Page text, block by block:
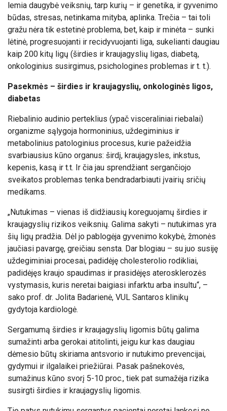
lemia daugybė veiksnių, tarp kurių – ir genetika, ir gyvenimo
būdas, stresas, netinkama mityba, aplinka. Trečia – tai toli
gražu nėra tik estetinė problema, bet, kaip ir minėta – sunki
lėtinė, progresuojanti ir recidyvuojanti liga, sukelianti daugiau
kaip 200 kitų ligų (širdies ir kraujagyslių ligas, diabetą,
onkologinius susirgimus, psichologines problemas ir t. t.).
Pasekmės – širdies ir kraujagyslių, onkologinės ligos,
diabetas
Riebalinio audinio perteklius (ypač visceraliniai riebalai)
organizme sąlygoja hormoninius, uždegiminius ir
metabolinius patologinius procesus, kurie pažeidžia
svarbiausius kūno organus: širdį, kraujagysles, inkstus,
kepenis, kasą ir t.t. Ir čia jau sprendžiant sergančiojo
sveikatos problemas tenka bendradarbiauti įvairių sričių
medikams.
„Nutukimas – vienas iš didžiausių koreguojamų širdies ir
kraujagyslių rizikos veiksnių. Galima sakyti – nutukimas yra
šių ligų pradžia. Dėl jo pablogėja gyvenimo kokybė, žmonės
jaučiasi pavargę, greičiau sensta. Dar blogiau – su juo susiję
uždegiminiai procesai, padidėję cholesterolio rodikliai,
padidėjęs kraujo spaudimas ir prasidėjęs aterosklerozės
vystymasis, kuris neretai baigiasi infarktu arba insultu“, –
sako prof. dr. Jolita Badarienė, VUL Santaros klinikų
gydytoja kardiologė.
Sergamumą širdies ir kraujagyslių ligomis būtų galima
sumažinti arba gerokai atitolinti, jeigu kur kas daugiau
dėmesio būtų skiriama antsvorio ir nutukimo prevencijai,
gydymui ir ilgalaikei priežiūrai. Pasak pašnekovės,
sumažinus kūno svorį 5-10 proc., tiek pat sumažėja rizika
susirgti širdies ir kraujagyslių ligomis.